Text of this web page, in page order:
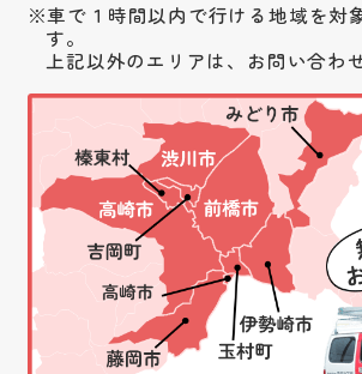
車で１時間以内で行ける地域を対
す。
上記以外のエリアは、お問い合わ